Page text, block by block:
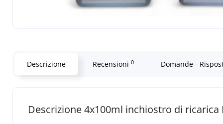
Descrizione Recensioni 0 Domande -
Descrizione 4x100ml inchiostro di ricarica